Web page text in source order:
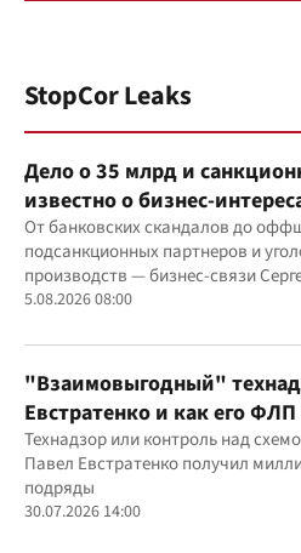
StopCor Leaks
Дело о 35 млрд и
известно о бизнес-
"Родовид Банка" до
От банковских скандалов до
подсанкционных партнеров и
производств — бизнес-связи
Дядечко до сих пор простираются
юрисдикций
5.08.2026 08:00
"Взаимовыгодный"
Евстратенко и как его
бюджетным миллионам?
Технадзор или контроль над
Павел Евстратенко получил
подряды
30.07.2026 14:00